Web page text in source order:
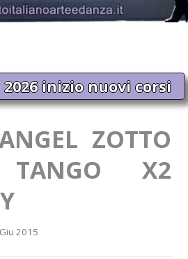
inizio nuovi corsi
ZOTTO
X2
2015